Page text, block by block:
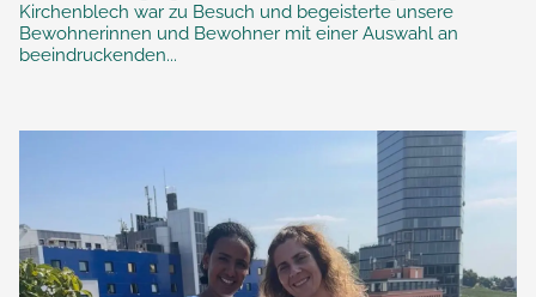
Kirchenblech war zu Besuch und begeisterte unsere
Bewohnerinnen und Bewohner mit einer Auswahl an
beeindruckenden...